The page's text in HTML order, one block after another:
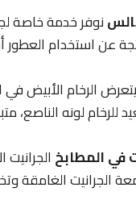
نوفر خدمة خاصة
عن استخدام
يتعرض الرخام الأبيض في
لونه الناصع،
في المطابخ
لمعة الجرانيت